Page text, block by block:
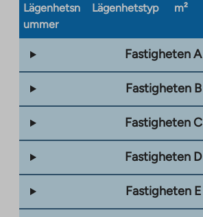
Lägenhetsn
ummer
Lägenhetstyp m²
Fastigheten A
Fastigheten B
Fastigheten C
Fastigheten D
Fastigheten E